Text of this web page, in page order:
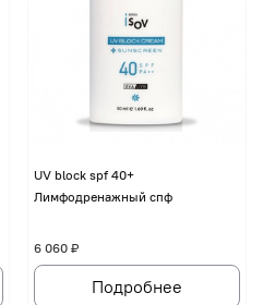
UV block spf 40+
Лимфодренажный спф
6 060 ₽
Подробнее